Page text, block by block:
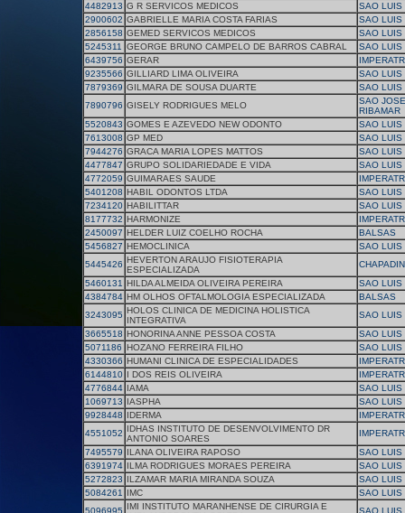
4482913 G R SERVICOS MEDICOS
SAO LUIS
2900602 GABRIELLE MARIA COSTA FARIAS
SAO LUIS
2856158 GEMED SERVICOS MEDICOS
SAO LUIS
5245311
GEORGE BRUNO CAMPELO DE BARROS CABRAL
SAO LUIS
6439756 GERAR
9235566 GILLIARD LIMA OLIVEIRA
SAO LUIS
7879369 GILMARA DE SOUSA DUARTE
SAO LUIS
7890796 GISELY RODRIGUES MELO
SAO
RIBAMAR
5520843 GOMES E AZEVEDO NEW ODONTO
SAO LUIS
7613008 GP MED
SAO LUIS
7944276 GRACA MARIA LOPES MATTOS
SAO LUIS
4477847 GRUPO SOLIDARIEDADE E VIDA
SAO LUIS
4772059 GUIMARAES SAUDE
5401208 HABIL ODONTOS LTDA
SAO LUIS
7234120 HABILITTAR
SAO LUIS
8177732 HARMONIZE
2450097 HELDER LUIZ COELHO ROCHA
BALSAS
5456827 HEMOCLINICA
SAO LUIS
5445426 HEVERTON ARAUJO FISIOTERAPIA
ESPECIALIZADA
5460131 HILDA ALMEIDA OLIVEIRA PEREIRA
SAO LUIS
4384784 HM OLHOS OFTALMOLOGIA ESPECIALIZADA
BALSAS
3243095 HOLOS CLINICA DE MEDICINA HOLISTICA
INTEGRATIVA
SAO LUIS
3665518 HONORINA ANNE PESSOA COSTA
SAO LUIS
5071186 HOZANO FERREIRA FILHO
SAO LUIS
4330366 HUMANI CLINICA DE ESPECIALIDADES
6144810 I DOS REIS OLIVEIRA
4776844 IAMA
SAO LUIS
1069713 IASPHA
SAO LUIS
9928448 IDERMA
4551052 IDHAS INSTITUTO DE DESENVOLVIMENTO DR
ANTONIO SOARES
7495579 ILANA OLIVEIRA RAPOSO
SAO LUIS
6391974 ILMA RODRIGUES MORAES PEREIRA
SAO LUIS
5272823 ILZAMAR MARIA MIRANDA SOUZA
SAO LUIS
5084261
IMC
SAO LUIS
5096995 IMI INSTITUTO MARANHENSE DE CIRURGIA E
SAO LUIS